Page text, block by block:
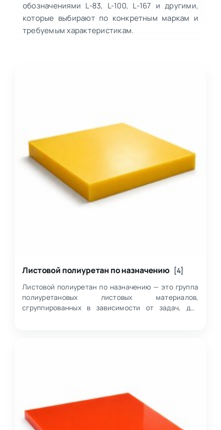
обозначениями L-83, L-100, L-167 и другими,
которые выбирают по конкретным маркам и
требуемым характеристикам.
Листовой полиуретан по назначению [4]
Листовой полиуретан по назначению — это группа
полиуретановых листовых материалов,
сгруппированных в зависимости от задач, для